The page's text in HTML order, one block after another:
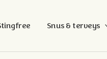
Snus & terveys